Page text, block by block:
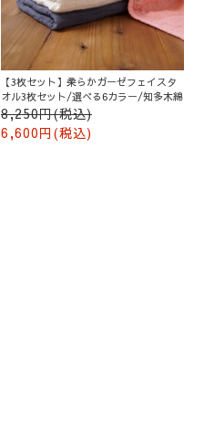
【3枚セット】柔らかガーゼフェイスタ
オル3枚セット/選べる6カラー/知多木綿
8,250円(税込)
6,600円(税込)